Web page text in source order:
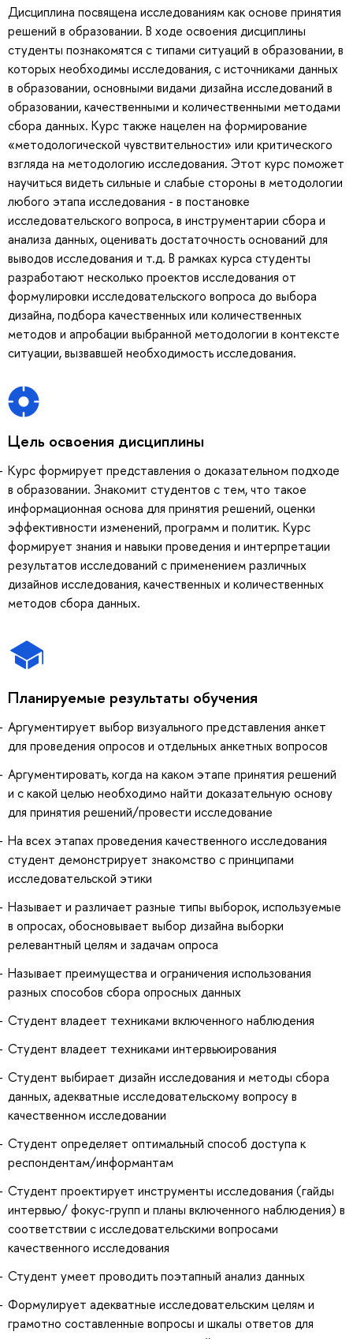
Дисциплина посвящена исследованиям как основе принятия
решений в образовании. В ходе освоения дисциплины
студенты познакомятся с типами ситуаций в образовании, в
которых необходимы исследования, с источниками данных
в образовании, основными видами дизайна исследований в
образовании, качественными и количественными методами
сбора данных. Курс также нацелен на формирование
«методологической чувствительности» или критического
взгляда на методологию исследования. Этот курс поможет
научиться видеть сильные и слабые стороны в методологии
любого этапа исследования - в постановке
исследовательского вопроса, в инструментарии сбора и
анализа данных, оценивать достаточность оснований для
выводов исследования и т.д. В рамках курса студенты
разработают несколько проектов исследования от
формулировки исследовательского вопроса до выбора
дизайна, подбора качественных или количественных
методов и апробации выбранной методологии в контексте
ситуации, вызвавшей необходимость исследования.
Цель освоения дисциплины
Курс формирует представления о доказательном подходе
в образовании. Знакомит студентов с тем, что такое
информационная основа для принятия решений, оценки
эффективности изменений, программ и политик. Курс
формирует знания и навыки проведения и интерпретации
результатов исследований с применением различных
дизайнов исследования, качественных и количественных
методов сбора данных.
Планируемые результаты обучения
Аргументирует выбор визуального представления анкет
для проведения опросов и отдельных анкетных вопросов
Аргументировать, когда на каком этапе принятия решений
и с какой целью необходимо найти доказательную основу
для принятия решений/провести исследование
На всех этапах проведения качественного исследования
студент демонстрирует знакомство с принципами
исследовательской этики
Называет и различает разные типы выборок, используемые
в опросах, обосновывает выбор дизайна выборки
релевантный целям и задачам опроса
Называет преимущества и ограничения использования
разных способов сбора опросных данных
Студент владеет техниками включенного наблюдения
Студент владеет техниками интервьюирования
Студент выбирает дизайн исследования и методы сбора
данных, адекватные исследовательскому вопросу в
качественном исследовании
Студент определяет оптимальный способ доступа к
респондентам/информантам
Студент проектирует инструменты исследования (гайды
интервью/ фокус-групп и планы включенного наблюдения) в
соответствии с исследовательскими вопросами
качественного исследования
Студент умеет проводить поэтапный анализ данных
Формулирует адекватные исследовательским целям и
грамотно составленные вопросы и шкалы ответов для